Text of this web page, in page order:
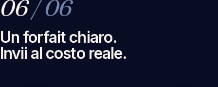
06/ 06
Un forfait chiaro.
Invii al costo reale.